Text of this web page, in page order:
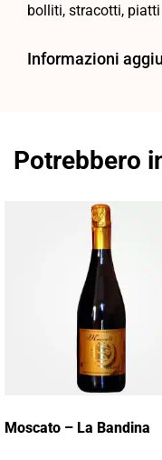
bolliti, stracotti,
Informazioni
Potrebbero
Moscato – La Bandina